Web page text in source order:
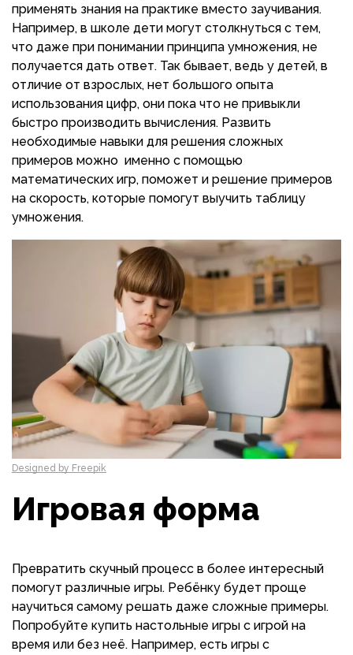
применять знания на практике вместо заучивания.
Например, в школе дети могут столкнуться с тем,
что даже при понимании принципа умножения, не
получается дать ответ. Так бывает, ведь у детей, в
отличие от взрослых, нет большого опыта
использования цифр, они пока что не привыкли
быстро производить вычисления. Развить
необходимые навыки для решения сложных
примеров можно именно с помощью
математических игр, поможет и решение примеров
на скорость, которые помогут выучить таблицу
умножения.
Designed by Freepik
Игровая форма
Превратить скучный процесс в более интересный
помогут различные игры. Ребёнку будет проще
научиться самому решать даже сложные примеры.
Попробуйте купить настольные игры с игрой на
время или без неё. Например, есть игры с